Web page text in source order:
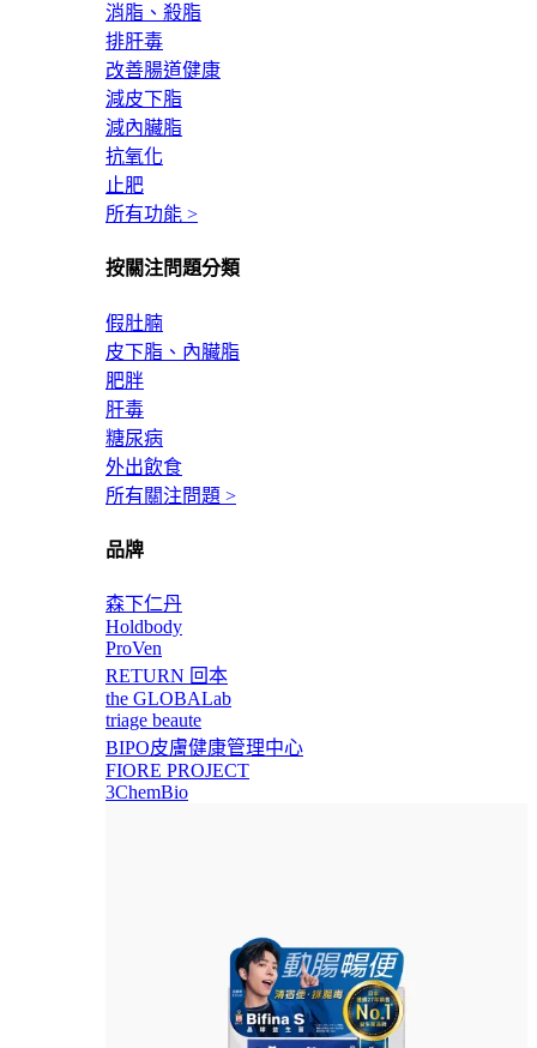
消脂、殺脂
排肝毒
改善腸道健康
減皮下脂
減內臟脂
抗氧化
止肥
所有功能 >
按關注問題分類
假肚腩
皮下脂、內臟脂
肥胖
肝毒
糖尿病
外出飲食
所有關注問題 >
品牌
森下仁丹
Holdbody
ProVen
RETURN 回本
the GLOBALab
triage beaute
BIPO皮膚健康管理中心
FIORE PROJECT
3ChemBio